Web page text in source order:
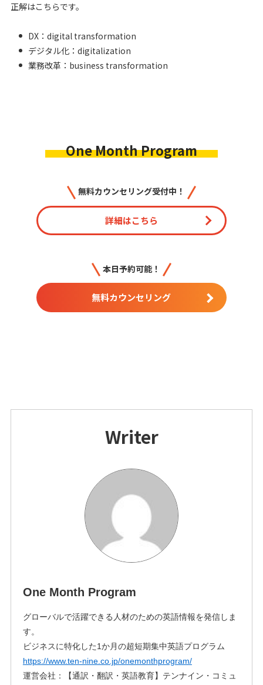
正解はこちらです。
DX：digital transformation
デジタル化：digitalization
業務改革：business transformation
One Month Program
無料カウンセリング受付中！
詳細はこちら
本日予約可能！
無料カウンセリング
Writer
One Month Program
グローバルで活躍できる人材のための英語情報を発信しま
す。
ビジネスに特化した1か月の超短期集中英語プログラム
https://www.ten-nine.co.jp/onemonthprogram/
運営会社：【通訳・翻訳・英語教育】テンナイン・コミュ